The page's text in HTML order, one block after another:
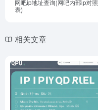
网吧ip地址查询(网吧内部ip对照
表)
相关文章